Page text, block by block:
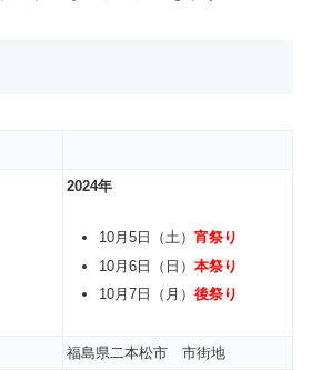
2024年
10月5日（土） 宵祭り
10月6日（日） 本祭り
10月7日（月） 後祭り
福島県二本松市 市街地